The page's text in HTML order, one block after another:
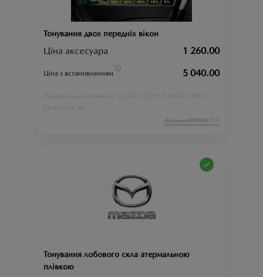
Тонування двох передніх вікон
Ціна аксесуара 1 260.00
Ціна з встановленням 5 040.00
Підходить для автомобіля : 3; 6; CX-5; CX-9; CX-30; CX-3;
MX-5;
CX-60;
2; CX-90;
Артикул:000001111
Тонування лобового скла атермальною
плівкою